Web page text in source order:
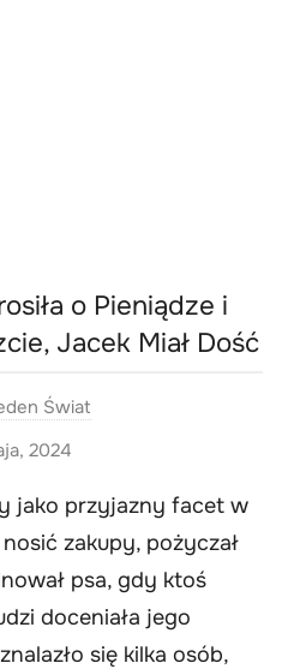
o Pieniądze i
Jacek Miał Dość
Świat
2024
jako przyjazny facet w
zakupy, pożyczał
psa, gdy ktoś
doceniała jego
się kilka osób,